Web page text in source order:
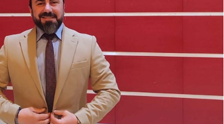
spor41
#kocaelispor